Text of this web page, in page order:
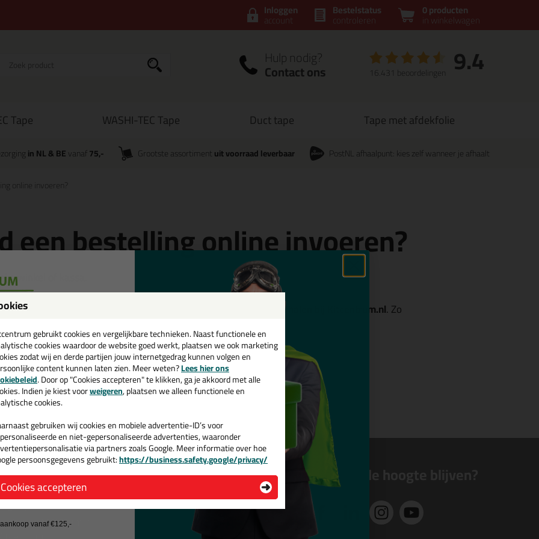
0 producten
in winkelwagen
Bestelstatus
controleren
Inloggen
account
Hulp nodig?
Contact ons 9.4
16.431 beoordelingen
Tape WASHI-TEC Tape Duct tape Tape met afdekfolie
in NL & BEvanaf 75,- Grootste assortiment uit voorraad leverbaar PostNL afhaalpunt: kies zelf wanneer je afhaalt
online invoeren?
een bestelling online invoeren?
winkel of kassa.
je altijd vooraf je bestelling online invoeren en kiezen voor
Afhalen bij Kitcentrum.nl. Zo
wanneer je langs komt! 😊
ons
zijn?
bij kitcentrum.nl
Contact
Kip Tape shopis onderdeel van
Kitcentrum B.V.
Altijd op de hoogte blijven?
gebruikt cookies en vergelijkbare technieken. Naast functionele en
cookies waardoor de website goed werkt, plaatsen we ook marketing
zodat wij en derde partijen jouw internetgedrag kunnen volgen en
content kunnen laten zien. Meer weten?Lees hier ons
. Door op "Cookies accepteren" te klikken, ga je akkoord met alle
Indien je kiest voorweigeren, plaatsen we alleen functionele en
cookies.
gebruiken wij cookies en mobiele advertentie-ID’s voor
en niet-gepersonaliseerde advertenties, waaronder
via partners zoals Google. Meer informatie over hoe
persoonsgegevens gebruikt:https://business.safety.google/privacy/
Cookies accepteren
💚
en ontvang een
€35,-bij je eerste bestelling!
de actiecode ›
geen cadeau
vanaf €125,-